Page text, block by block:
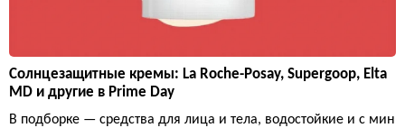
Солнцезащитные кремы: La Roche-Posay, Supergoop, Elta
MD и другие в Prime Day
В подборке — средства для лица и тела, водостойкие и с мин